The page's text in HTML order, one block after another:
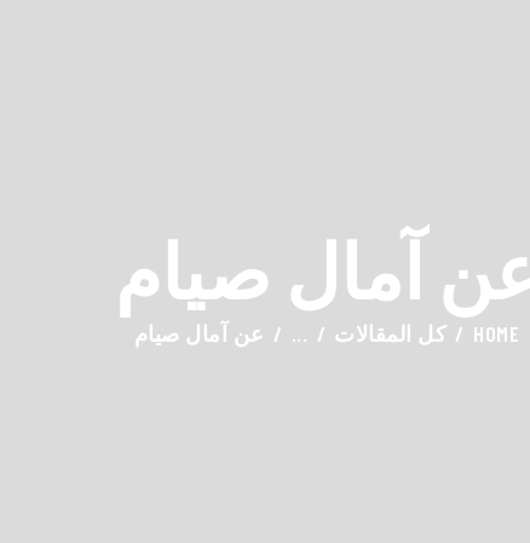
آمال صيام
HOME كل المقالات ... عن آمال صيام
ON MEDIA